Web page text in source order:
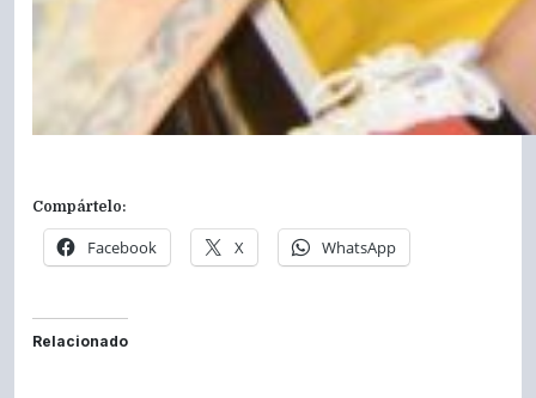
Compártelo:
Facebook X WhatsApp
Relacionado